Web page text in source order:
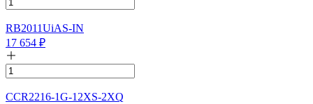
RB2011UiAS-IN
17 654 ₽
CCR2216-1G-12XS-2XQ